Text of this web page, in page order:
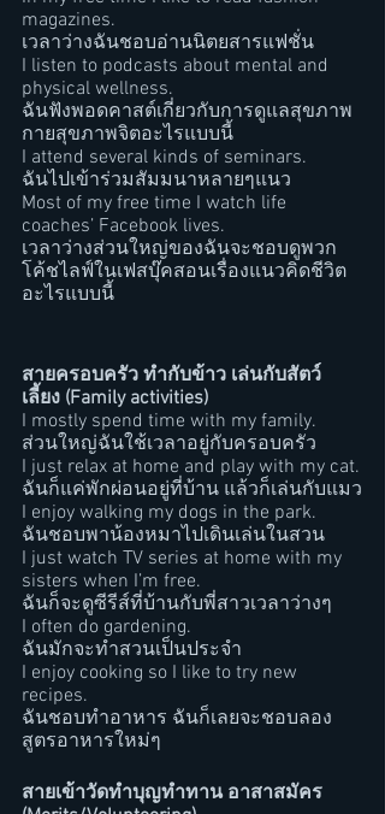
magazines.
เวลาว่างฉันชอบอ่านนิตยสารแฟชั่น
I listen to podcasts about mental and
physical wellness.
ฉันฟังพอดคาสต์เกี่ยวกับการดูแลสุขภาพ
กายสุขภาพจิตอะไรแบบนี้
I attend several kinds of seminars.
ฉันไปเข้าร่วมสัมมนาหลายๆแนว
Most of my free time I watch life
coaches’ Facebook lives.
เวลาว่างส่วนใหญ่ของฉันจะชอบดูพวก
โค้ชไลฟ์ในเฟสบุ๊คสอนเรื่องแนวคิดชีวิต
อะไรแบบนี้
สายครอบครัว ทำกับข้าว เล่นกับสัตว์
เลี้ยง (Family activities)
I mostly spend time with my family.
ส่วนใหญ่ฉันใช้เวลาอยู่กับครอบครัว
I just relax at home and play with my cat.
ฉันก็แค่พักผ่อนอยู่ที่บ้าน แล้วก็เล่นกับแมว
I enjoy walking my dogs in the park.
ฉันชอบพาน้องหมาไปเดินเล่นในสวน
I just watch TV series at home with my
sisters when I’m free.
ฉันก็จะดูซีรีส์ที่บ้านกับพี่สาวเวลาว่างๆ
I often do gardening.
ฉันมักจะทำสวนเป็นประจำ
I enjoy cooking so I like to try new
recipes.
ฉันชอบทำอาหาร ฉันก็เลยจะชอบลอง
สูตรอาหารใหม่ๆ
สายเข้าวัดทำบุญทำทาน อาสาสมัคร